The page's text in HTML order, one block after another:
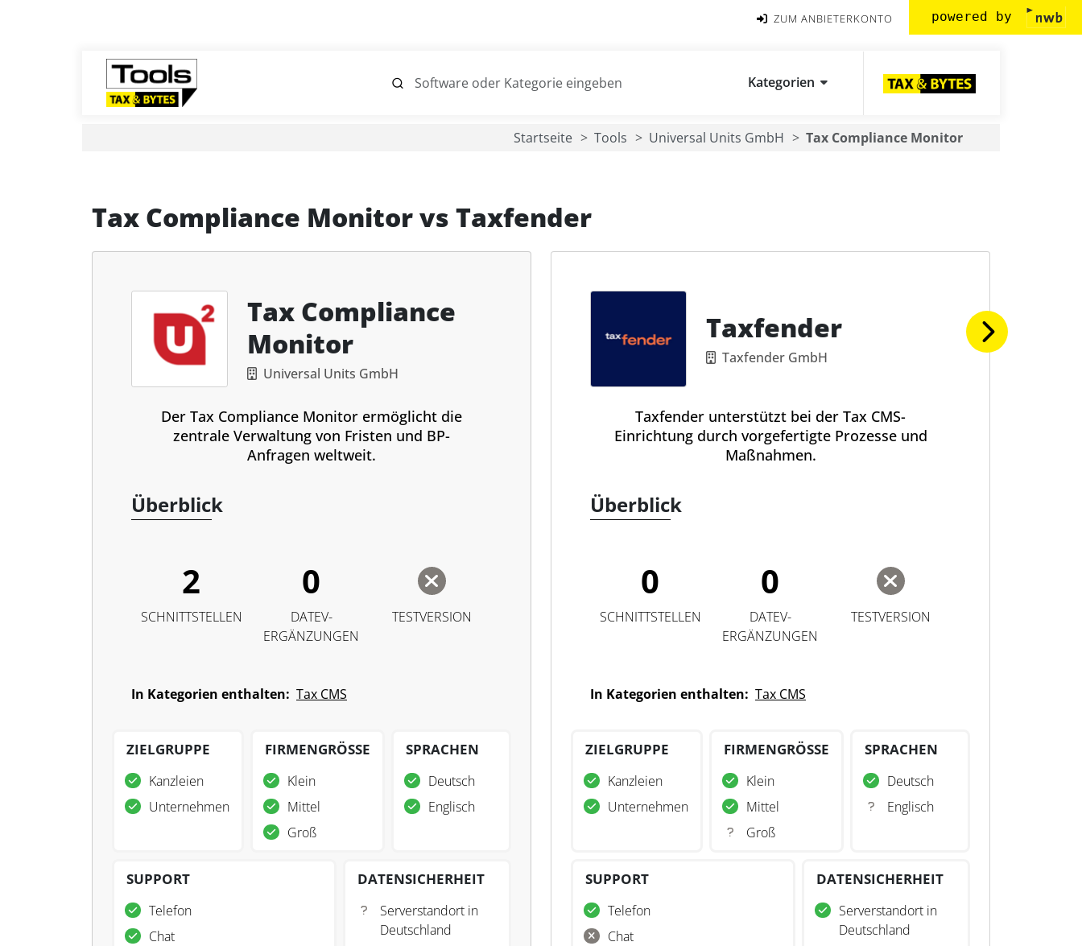
ZUM ANBIETERKONTO powered by
Kategorien
Startseite Tools Universal Units GmbH Tax Compliance Monitor
Tax Compliance Monitorvs Taxfender
Tax Compliance
Monitor
Universal Units GmbH
Der Tax Compliance Monitor ermöglicht die
zentrale Verwaltung von Fristen und BP-
Anfragen weltweit.
Überblick
2
SCHNITTSTELLEN
0
DATEV-
ERGÄNZUNGEN
TESTVERSION
In Kategorien enthalten: Tax CMS
ZIELGRUPPE
Kanzleien
Unternehmen
FIRMENGRÖSSE
Klein
Mittel
Groß
SPRACHEN
Deutsch
Englisch
SUPPORT
Telefon
Chat
DATENSICHERHEIT
Serverstandort in
Deutschland
Taxfender
Taxfender GmbH
Taxfender unterstützt bei der Tax CMS-
Einrichtung durch vorgefertigte Prozesse und
Maßnahmen.
Überblick
0
SCHNITTSTELLEN
0
DATEV-
ERGÄNZUNGEN
TESTVERSION
In Kategorien enthalten: Tax CMS
ZIELGRUPPE
Kanzleien
Unternehmen
FIRMENGRÖSSE
Klein
Mittel
Groß
SPRACHEN
Deutsch
Englisch
SUPPORT
Telefon
Chat
DATENSICHERHEIT
Serverstandort in
Deutschland